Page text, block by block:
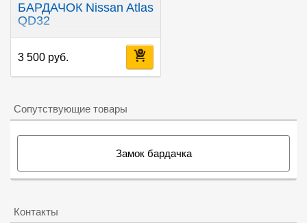
БАРДАЧОК Nissan Atlas
QD32
3 500 руб.
Сопутствующие товары
Замок бардачка
Контакты